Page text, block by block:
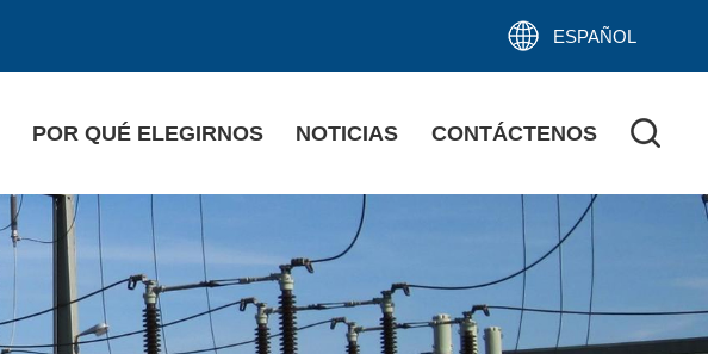
ESPAÑOL
POR QUÉ ELEGIRNOS NOTICIAS CONTÁCTENOS